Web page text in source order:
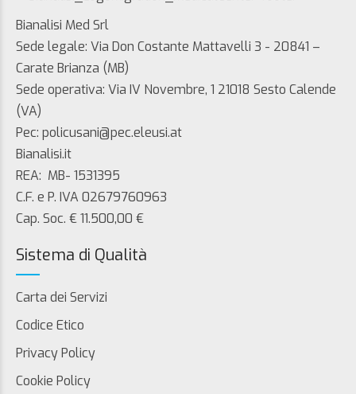
Bianalisi Med Srl
Sede legale: Via Don Costante Mattavelli 3 - 20841 –
Carate Brianza (MB)
Sede operativa: Via IV Novembre, 1 21018 Sesto Calende
(VA)
Pec: policusani@pec.eleusi.at
Bianalisi.it
REA: MB- 1531395
C.F. e P. IVA 02679760963
Cap. Soc. € 11.500,00 €
Sistema di Qualità
Carta dei Servizi
Codice Etico
Privacy Policy
Cookie Policy